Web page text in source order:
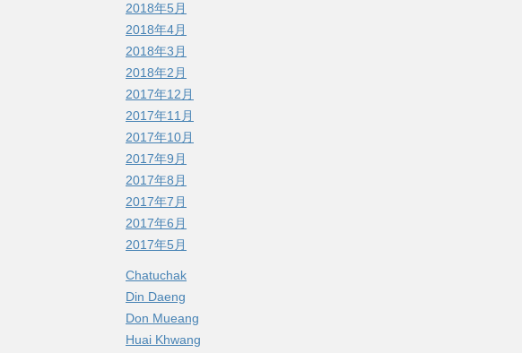
2018年5月
2018年4月
2018年3月
2018年2月
2017年12月
2017年11月
2017年10月
2017年9月
2017年8月
2017年7月
2017年6月
2017年5月
Chatuchak
Din Daeng
Don Mueang
Huai Khwang